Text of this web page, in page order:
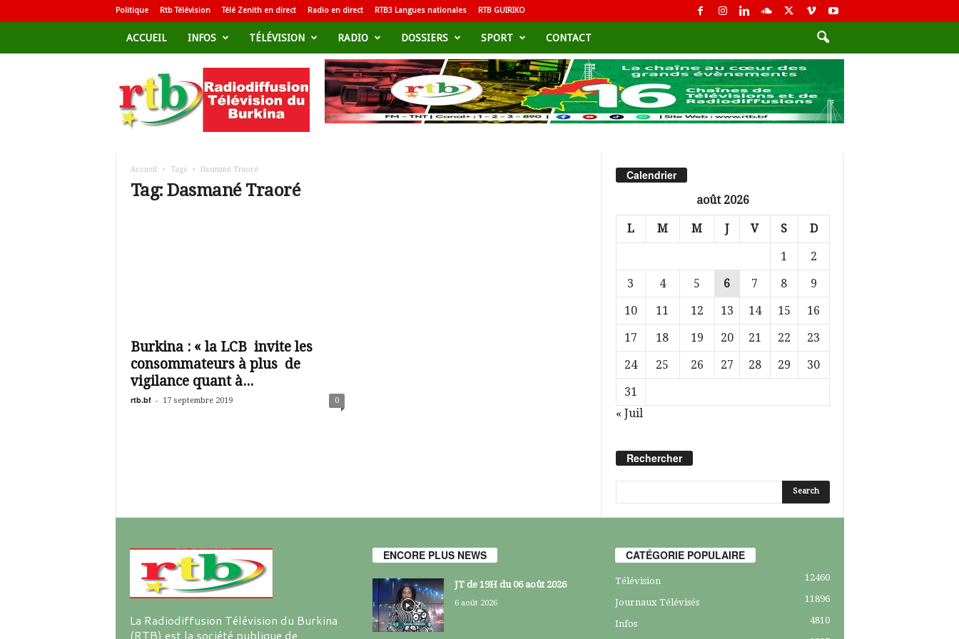
Politique Rtb Télévision Télé Zenith en direct Radio en direct RTB3 Langues nationales RTB GUIRIKO
ACCUEIL INFOS TÉLÉVISION RADIO DOSSIERS SPORT CONTACT
d
i
i
Accueil Tags Dasmané Traoré
Tag: Dasmané Traoré
Burkina : « la LCB invite les
consommateurs à plus de
vigilance quant à...
rtb.bf - 17 septembre 2019 0
Calendrier
août 2026
L M M J V S D
1
2
3
4 5 6 7 8
9
10
11 12 13 14 15
16
17
18 19 20 21 22
23
24
25 26 27 28 29
30
31
« Juil
Rechercher
La Radiodiffusion Télévision du Burkina
(RTB) est la société publique de
ENCORE PLUS NEWS
JT de 19H du 06 août 2026
6 août 2026
CATÉGORIE POPULAIRE
Télévision 12460
Journaux Télévisés 11896
Infos
4810